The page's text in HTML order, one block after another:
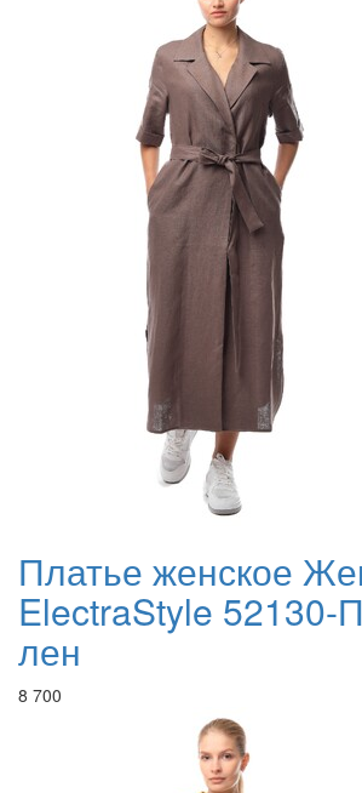
Платье женское
ElectraStyle 52130-
лен
8 700